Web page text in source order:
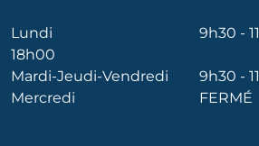
Lundi
9h30 -
18h00
Mardi-Jeudi-Vendredi
9h30 -
Mercredi
FERMÉ